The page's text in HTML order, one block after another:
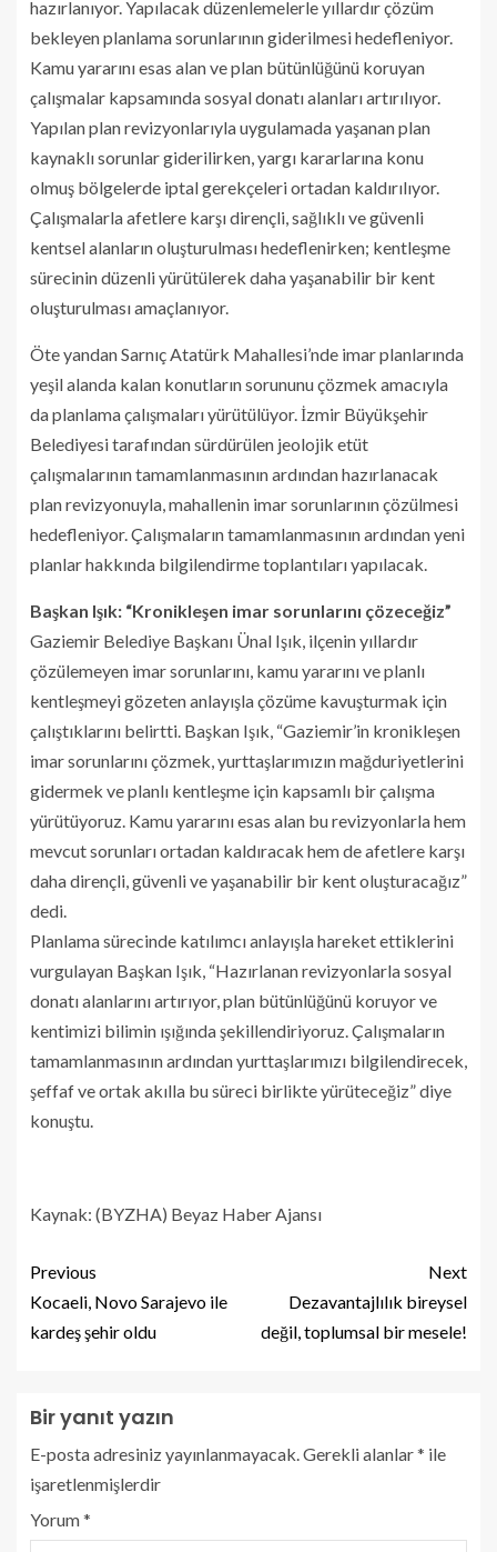
hazırlanıyor. Yapılacak düzenlemelerle yıllardır çözüm
bekleyen planlama sorunlarının giderilmesi hedefleniyor.
Kamu yararını esas alan ve plan bütünlüğünü koruyan
çalışmalar kapsamında sosyal donatı alanları artırılıyor.
Yapılan plan revizyonlarıyla uygulamada yaşanan plan
kaynaklı sorunlar giderilirken, yargı kararlarına konu
olmuş bölgelerde iptal gerekçeleri ortadan kaldırılıyor.
Çalışmalarla afetlere karşı dirençli, sağlıklı ve güvenli
kentsel alanların oluşturulması hedeflenirken; kentleşme
sürecinin düzenli yürütülerek daha yaşanabilir bir kent
oluşturulması amaçlanıyor.
Öte yandan Sarnıç Atatürk Mahallesi’nde imar planlarında
yeşil alanda kalan konutların sorununu çözmek amacıyla
da planlama çalışmaları yürütülüyor. İzmir Büyükşehir
Belediyesi tarafından sürdürülen jeolojik etüt
çalışmalarının tamamlanmasının ardından hazırlanacak
plan revizyonuyla, mahallenin imar sorunlarının çözülmesi
hedefleniyor. Çalışmaların tamamlanmasının ardından yeni
planlar hakkında bilgilendirme toplantıları yapılacak.
Başkan Işık: “Kronikleşen imar sorunlarını çözeceğiz”
Gaziemir Belediye Başkanı Ünal Işık, ilçenin yıllardır
çözülemeyen imar sorunlarını, kamu yararını ve planlı
kentleşmeyi gözeten anlayışla çözüme kavuşturmak için
çalıştıklarını belirtti. Başkan Işık, “Gaziemir’in kronikleşen
imar sorunlarını çözmek, yurttaşlarımızın mağduriyetlerini
gidermek ve planlı kentleşme için kapsamlı bir çalışma
yürütüyoruz. Kamu yararını esas alan bu revizyonlarla hem
mevcut sorunları ortadan kaldıracak hem de afetlere karşı
daha dirençli, güvenli ve yaşanabilir bir kent oluşturacağız”
dedi.
Planlama sürecinde katılımcı anlayışla hareket ettiklerini
vurgulayan Başkan Işık, “Hazırlanan revizyonlarla sosyal
donatı alanlarını artırıyor, plan bütünlüğünü koruyor ve
kentimizi bilimin ışığında şekillendiriyoruz. Çalışmaların
tamamlanmasının ardından yurttaşlarımızı bilgilendirecek,
şeffaf ve ortak akılla bu süreci birlikte yürüteceğiz” diye
konuştu.
Kaynak: (BYZHA) Beyaz Haber Ajansı
Previous
Kocaeli, Novo Sarajevo ile
kardeş şehir oldu
Next
Dezavantajlılık bireysel
değil, toplumsal bir mesele!
Bir yanıt yazın
E-posta adresiniz yayınlanmayacak. Gerekli alanlar* ile
işaretlenmişlerdir
Yorum*